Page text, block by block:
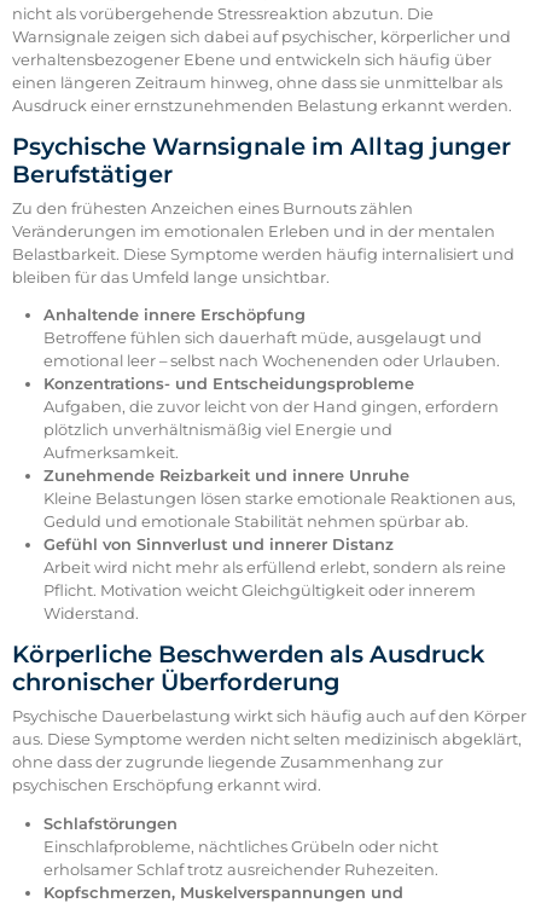
nicht als vorübergehende Stressreaktion abzutun. Die
Warnsignale zeigen sich dabei auf psychischer, körperlicher und
verhaltensbezogener Ebene und entwickeln sich häufig über
einen längeren Zeitraum hinweg, ohne dass sie unmittelbar als
Ausdruck einer ernstzunehmenden Belastung erkannt werden.
Psychische Warnsignale im Alltag junger
Berufstätiger
Zu den frühesten Anzeichen eines Burnouts zählen
Veränderungen im emotionalen Erleben und in der mentalen
Belastbarkeit. Diese Symptome werden häufig internalisiert und
bleiben für das Umfeld lange unsichtbar.
Anhaltende innere Erschöpfung
Betroffene fühlen sich dauerhaft müde, ausgelaugt und
emotional leer – selbst nach Wochenenden oder Urlauben.
Konzentrations- und Entscheidungsprobleme
Aufgaben, die zuvor leicht von der Hand gingen, erfordern
plötzlich unverhältnismäßig viel Energie und
Aufmerksamkeit.
Zunehmende Reizbarkeit und innere Unruhe
Kleine Belastungen lösen starke emotionale Reaktionen aus,
Geduld und emotionale Stabilität nehmen spürbar ab.
Gefühl von Sinnverlust und innerer Distanz
Arbeit wird nicht mehr als erfüllend erlebt, sondern als reine
Pflicht. Motivation weicht Gleichgültigkeit oder innerem
Widerstand.
Körperliche Beschwerden als Ausdruck
chronischer Überforderung
Psychische Dauerbelastung wirkt sich häufig auch auf den Körper
aus. Diese Symptome werden nicht selten medizinisch abgeklärt,
ohne dass der zugrunde liegende Zusammenhang zur
psychischen Erschöpfung erkannt wird.
Schlafstörungen
Einschlafprobleme, nächtliches Grübeln oder nicht
erholsamer Schlaf trotz ausreichender Ruhezeiten.
Kopfschmerzen, Muskelverspannungen und